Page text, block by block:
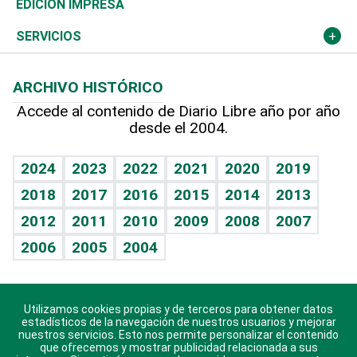
Resto del mundo
Economía personal
Podcast Arte Libre
Hablando con el pediatra
Vida y familia
Eñe
Celebrando la vida
Sin complejos
En pocas palabras
Escuchando al corazón
Economía Personal
Más deportes
Línea de hit
TBT Deportivo
Columnistas
Martes de tecnología
Cambio climático
Deportes
Opinión
Hecho en casa
Guía del dinero
EDICIÓN IMPRESA
SERVICIOS
Cumpleaños
Horóscopos
Crucigramas
ARCHIVO HISTÓRICO
Accede al contenido de Diario Libre año por año
desde el 2004.
2024 2023 2022 2021 2020
2019
2018
2017 2016 2015 2014
2013
2012
2011 2010 2009 2008
2007
2006
2005 2004
Descarga nuestras aplicaciones para Android, iOS y
sistema Huawei.
Utilizamos cookies propias y de terceros para obtener datos
estadísticos de la navegación de nuestros usuarios y mejorar
nuestros servicios. Esto nos permite personalizar el contenido
que ofrecemos y mostrar publicidad relacionada a sus